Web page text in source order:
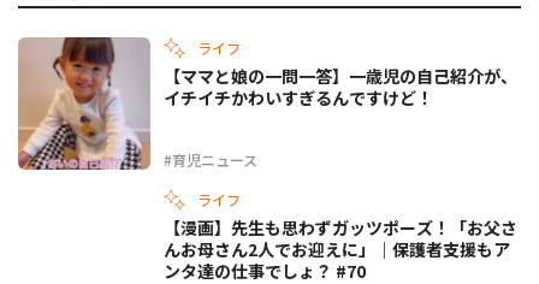
ライフ
#育児ニュース
【ママと娘の一問一答】一歳児の自己紹介が、
イチイチかわいすぎるんですけど！
ライフ
【漫画】先生も思わずガッツポーズ！「お父さ
んお母さん2人でお迎えに」｜保護者支援もア
ンタ達の仕事でしょ？ #70